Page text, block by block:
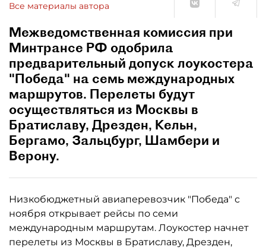
Все материалы автора
Межведомственная комиссия при
Минтрансе РФ одобрила
предварительный допуск лоукостера
"Победа" на семь международных
маршрутов. Перелеты будут
осуществляться из Москвы в
Братиславу, Дрезден, Кельн,
Бергамо, Зальцбург, Шамбери и
Верону.
Низкобюджетный авиаперевозчик "Победа" с
ноября открывает рейсы по семи
международным маршрутам. Лоукостер начнет
перелеты из Москвы в Братиславу, Дрезден,